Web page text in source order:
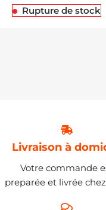
Rupture de stock
Livraison à
Votre commande
preparée et livrée